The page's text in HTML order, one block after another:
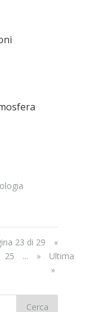
23 di 29
«
25 ... »
Ultima
»